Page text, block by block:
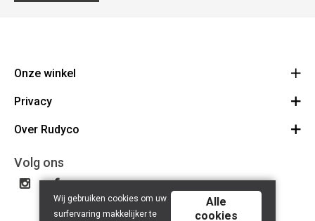
Onze winkel
Rudyco
9220 Hamme
052 47 71 27
BE 0893.944.278
Privacy
Algemene voorwaarden
Privacy Policy
Over Rudyco
Over ons
Contact
Rudyco Cycling Team
Volg ons
Wij gebruiken cookies om uw
surfervaring makkelijker te
Alle
cookies